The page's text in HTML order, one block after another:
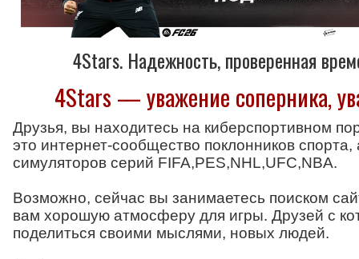
4Stars. Надежность, проверенная
4Stars — уважение соперника,
Друзья, вы находитесь на киберспортивном
это интернет-сообщество поклонников
симуляторов серий FIFA,PES,NHL,UFC,NBA.
Возможно, сейчас вы занимаетесь поиском
вам хорошую атмосферу для игры. Друзей с
поделиться своими мыслями, новых людей.